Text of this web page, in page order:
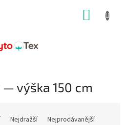
výška 150 cm
Nejdražší
Nejprodávanější